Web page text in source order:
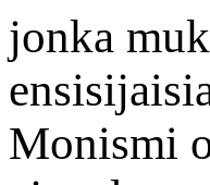
jonka
Monismi